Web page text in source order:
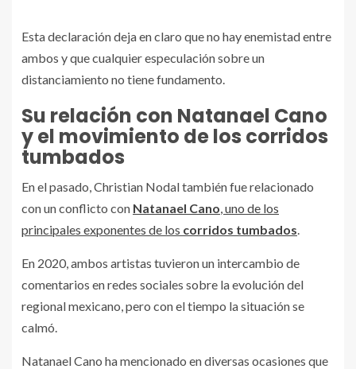
Esta declaración deja en claro que no hay enemistad entre
ambos y que cualquier especulación sobre un
distanciamiento no tiene fundamento.
Su relación con Natanael Cano
y el movimiento de los corridos
tumbados
En el pasado, Christian Nodal también fue relacionado
con un conflicto con Natanael Cano , uno de los
principales exponentes de los corridos tumbados
En 2020, ambos artistas tuvieron un intercambio de
comentarios en redes sociales sobre la evolución del
regional mexicano, pero con el tiempo la situación se
calmó.
Natanael Cano ha mencionado en diversas ocasiones que